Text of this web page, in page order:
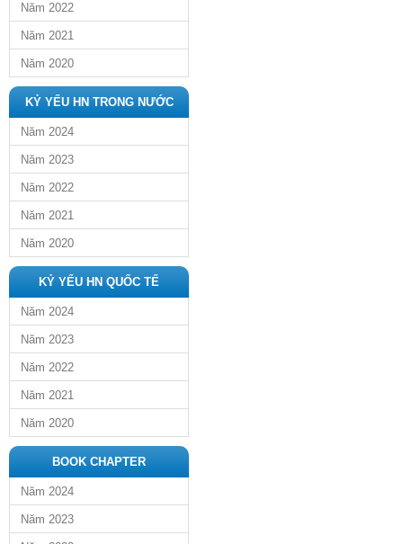
Năm 2022
Năm 2021
Năm 2020
KỶ YẾU HN TRONG NƯỚC
Năm 2024
Năm 2023
Năm 2022
Năm 2021
Năm 2020
KỶ YẾU HN QUỐC TẾ
Năm 2024
Năm 2023
Năm 2022
Năm 2021
Năm 2020
BOOK CHAPTER
Năm 2024
Năm 2023